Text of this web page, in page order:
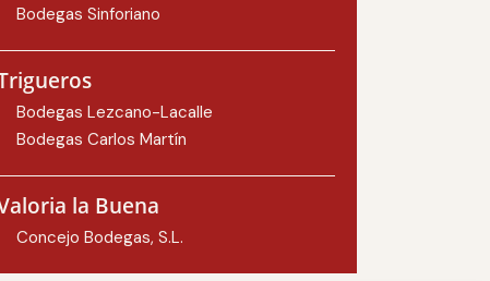
Bodegas Sinforiano
Bodegas Lezcano-Lacalle
Bodegas Carlos Martín
la Buena
Concejo Bodegas, S.L.